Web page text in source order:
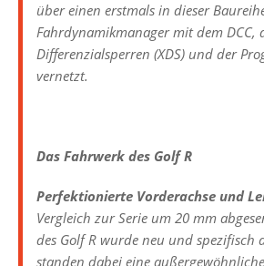
über einen erstmals in dieser
Fahrdynamikmanager mit dem DCC,
Differenzialsperren (XDS) und der
vernetzt.
Das Fahrwerk des Golf R
Perfektionierte Vorderachse und
Vergleich zur Serie um 20 mm
des Golf R wurde neu und spezifisch
standen dabei eine